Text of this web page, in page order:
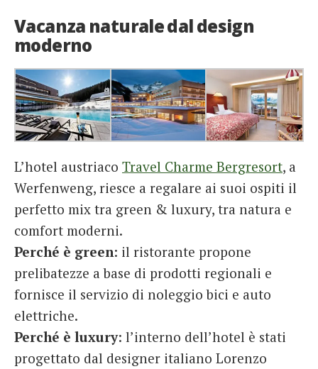
Vacanza naturale dal design
moderno
L’hotel austriaco Travel Charme Bergresort, a
Werfenweng, riesce a regalare ai suoi ospiti il
perfetto mix tra green & luxury, tra natura e
comfort moderni.
Perché è green: il ristorante propone
prelibatezze a base di prodotti regionali e
fornisce il servizio di noleggio bici e auto
elettriche.
Perché è luxury: l’interno dell’hotel è stati
progettato dal designer italiano Lorenzo